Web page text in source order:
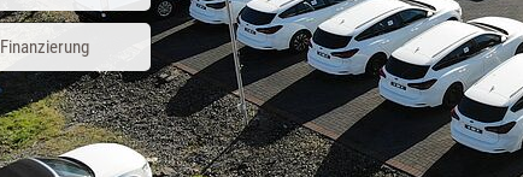
Finanzierung